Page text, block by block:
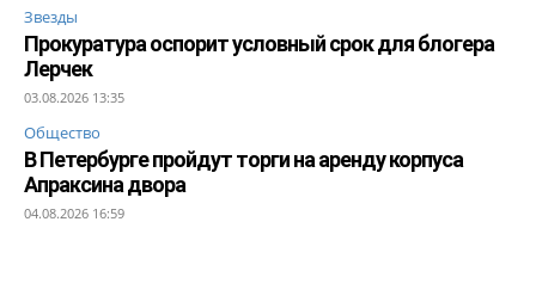
Звезды
Прокуратура оспорит условный срок для блогера
Лерчек
03.08.2026 13:35
Общество
В Петербурге пройдут торги на аренду корпуса
Апраксина двора
04.08.2026 16:59